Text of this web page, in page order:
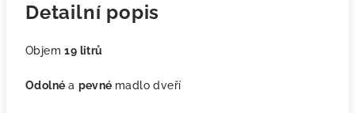
Detailní popis
Objem19 litrů
Odolné a pevné madlo dveří